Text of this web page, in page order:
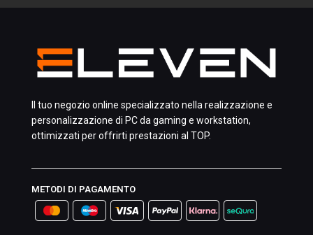
Il tuo negozio online specializzato nella realizzazione e
personalizzazione di PC da gaming e workstation,
ottimizzati per offrirti prestazioni al TOP.
METODI DI PAGAMENTO